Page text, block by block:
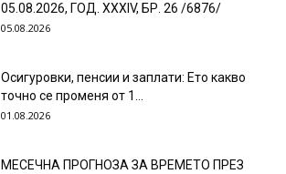
05.08.2026, ГОД. XXХIV, БР. 26 /6876/
05.08.2026
Осигуровки, пенсии и заплати: Ето какво
точно се променя от 1...
01.08.2026
МЕСЕЧНА ПРОГНОЗА ЗА ВРЕМЕТО ПРЕЗ